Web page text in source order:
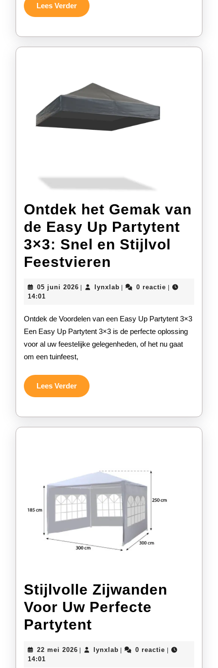
Lees VerderLees
Verder
Ontdek het Gemak van
de Easy Up Partytent
3×3: Snel en Stijlvol
Feestvieren
Gemak
van
de
Easy
Snel
Feestvieren
05 juni 2026 05
lynxlablynxlab0 reactie
14:01
Ontdek de Voordelen van een Easy Up Partytent 3×3
Een Easy Up Partytent 3×3 is de perfecte oplossing
voor al uw feestelijke gelegenheden, of het nu gaat
om een tuinfeest,
Lees VerderLees
Verder
Stijlvolle Zijwanden
Voor Uw Perfecte
Partytent
Voor
22 mei 2026 22
lynxlablynxlab0 reactie
14:01